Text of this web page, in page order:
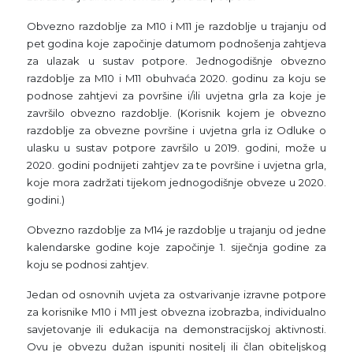
Obvezno razdoblje za M10 i M11 je razdoblje u trajanju od
pet godina koje započinje datumom podnošenja zahtjeva
za ulazak u sustav potpore. Jednogodišnje obvezno
razdoblje za M10 i M11 obuhvaća 2020. godinu za koju se
podnose zahtjevi za površine i/ili uvjetna grla za koje je
završilo obvezno razdoblje. (Korisnik kojem je obvezno
razdoblje za obvezne površine i uvjetna grla iz Odluke o
ulasku u sustav potpore završilo u 2019. godini, može u
2020. godini podnijeti zahtjev za te površine i uvjetna grla,
koje mora zadržati tijekom jednogodišnje obveze u 2020.
godini.)
Obvezno razdoblje za M14 je razdoblje u trajanju od jedne
kalendarske godine koje započinje 1. siječnja godine za
koju se podnosi zahtjev.
Jedan od osnovnih uvjeta za ostvarivanje izravne potpore
za korisnike M10 i M11 jest obvezna izobrazba, individualno
savjetovanje ili edukacija na demonstracijskoj aktivnosti.
Ovu je obvezu dužan ispuniti nositelj ili član obiteljskog